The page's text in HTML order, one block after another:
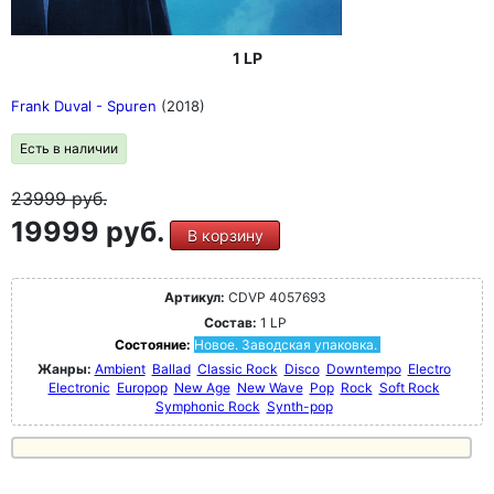
1 LP
Frank Duval - Spuren (2018)
Есть в наличии
23999руб.
19999 руб. В корзину
Артикул: CDVP 4057693
Состав: 1 LP
Состояние: Новое. Заводская упаковка.
Жанры: Ambient Ballad Classic Rock Disco Downtempo Electro
Electronic Europop New Age New Wave Pop Rock Soft Rock
Symphonic Rock Synth-pop